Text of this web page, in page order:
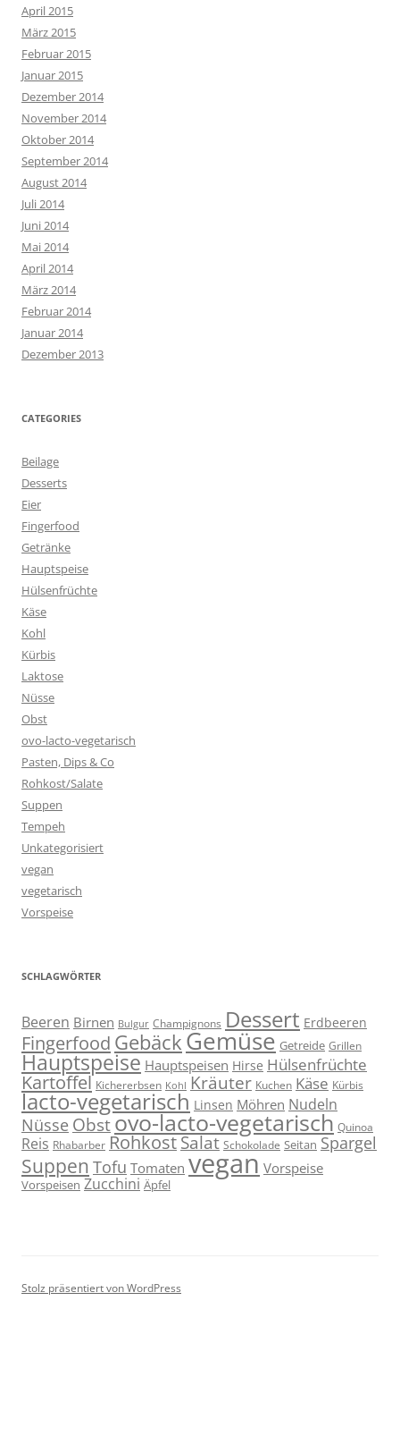
April 2015
März 2015
Februar 2015
Januar 2015
Dezember 2014
November 2014
Oktober 2014
September 2014
August 2014
Juli 2014
Juni 2014
Mai 2014
April 2014
März 2014
Februar 2014
Januar 2014
Dezember 2013
CATEGORIES
Beilage
Desserts
Eier
Fingerfood
Getränke
Hauptspeise
Hülsenfrüchte
Käse
Kohl
Kürbis
Laktose
Nüsse
Obst
ovo-lacto-vegetarisch
Pasten, Dips & Co
Rohkost/Salate
Suppen
Tempeh
Unkategorisiert
vegan
vegetarisch
Vorspeise
SCHLAGWÖRTER
Beeren Birnen Bulgur Champignons Dessert Erdbeeren
Fingerfood Gebäck Gemüse Getreide Grillen
Hauptspeise Hauptspeisen Hirse Hülsenfrüchte
Kartoffel Kichererbsen Kohl Kräuter Kuchen Käse Kürbis
lacto-vegetarisch Linsen Möhren Nudeln
Nüsse Obstovo-lacto-vegetarisch Quinoa
Reis Rhabarber Rohkost Salat Schokolade Seitan Spargel
Suppen Tofu Tomaten vegan Vorspeise
Vorspeisen Zucchini Äpfel
Stolz präsentiert von WordPress